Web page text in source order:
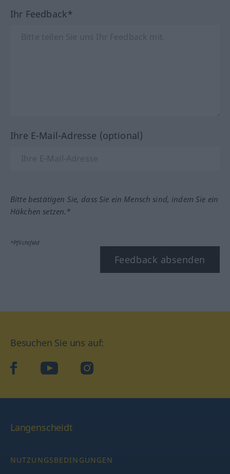
Ihr Feedback*
Ihre E-Mail-Adresse (optional)
Bitte bestätigen Sie, dass Sie ein Mensch sind, indem Sie ein
Häkchen setzen.*
*Pflichtfeld
Feedback absenden
Besuchen Sie uns auf:
facebookYouTube Instagram
Langenscheidt
NUTZUNGSBEDINGUNGEN